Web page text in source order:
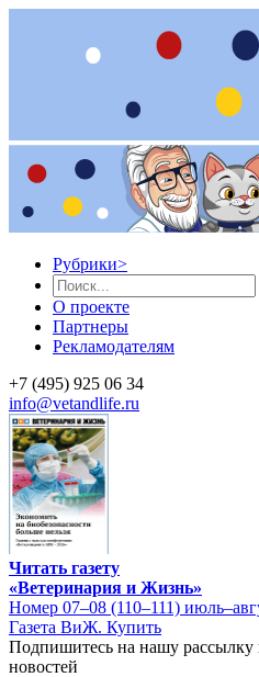
Рубрики>
О проекте
Партнеры
Рекламодателям
+7 (495) 925 06 34
info@vetandlife.ru
Читать газету
«Ветеринария и Жизнь»
Номер 07–08 (110–111)
Газета ВиЖ. Купить
Подпишитесь на нашу рассылку
новостей